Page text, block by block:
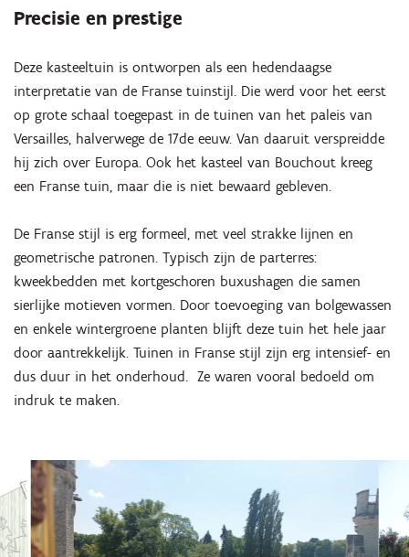
Precisie en prestige
Deze kasteeltuin is ontworpen als een hedendaagse
interpretatie van de Franse tuinstijl. Die werd voor het eerst
op grote schaal toegepast in de tuinen van het paleis van
Versailles, halverwege de 17de eeuw. Van daaruit verspreidde
hij zich over Europa. Ook het kasteel van Bouchout kreeg
een Franse tuin, maar die is niet bewaard gebleven.
De Franse stijl is erg formeel, met veel strakke lijnen en
geometrische patronen. Typisch zijn de parterres:
kweekbedden met kortgeschoren buxushagen die samen
sierlijke motieven vormen. Door toevoeging van bolgewassen
en enkele wintergroene planten blijft deze tuin het hele jaar
door aantrekkelijk. Tuinen in Franse stijl zijn erg intensief- en
dus duur in het onderhoud. Ze waren vooral bedoeld om
indruk te maken.
Overslaan